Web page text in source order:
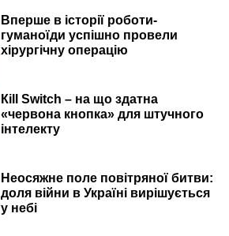
Вперше в історії роботи-
гуманоїди успішно провели
хірургічну операцію
Кill Switch – на що здатна
«червона кнопка» для штучного
інтелекту
Неосяжне поле повітряної битви:
доля війни в Україні вирішується
у небі